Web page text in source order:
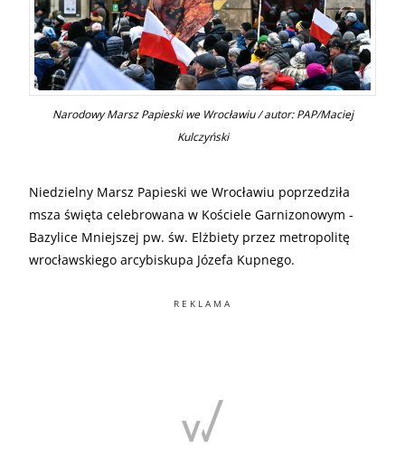
Narodowy Marsz Papieski we Wrocławiu / autor: PAP/Maciej
Kulczyński
Niedzielny Marsz Papieski we Wrocławiu poprzedziła
msza święta celebrowana w Kościele Garnizonowym -
Bazylice Mniejszej pw. św. Elżbiety przez metropolitę
wrocławskiego arcybiskupa Józefa Kupnego.
REKLAMA